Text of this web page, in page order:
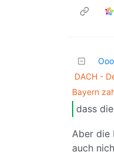
DACH -
Bayern
dass
Aber die
auch